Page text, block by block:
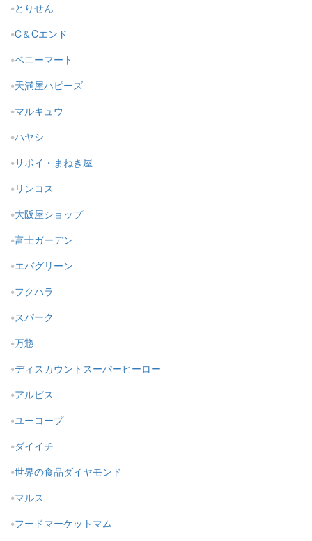
とりせん
C＆Cエンド
ベニーマート
天満屋ハピーズ
マルキュウ
ハヤシ
サボイ・まねき屋
リンコス
大阪屋ショップ
富士ガーデン
エバグリーン
フクハラ
スパーク
万惣
ディスカウントスーパーヒーロー
アルビス
ユーコープ
ダイイチ
世界の食品ダイヤモンド
マルス
フードマーケットマム